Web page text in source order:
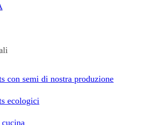
con semi di nostra produzione
ecologici
cucina